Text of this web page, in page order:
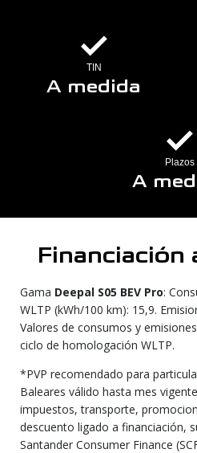
TIN
A medida
Plazos
A
Financiación
Gama Deepal S05 BEV Pro:
WLTP (kWh/100 km): 15,9.
Valores de consumos y
ciclo de homologación WLTP.
*PVP recomendado para
Baleares válido hasta mes
impuestos, transporte,
descuento ligado a financiación,
Santander Consumer Finance